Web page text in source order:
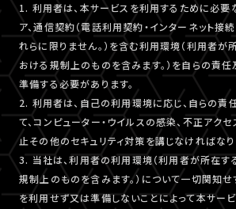
1. 利用者は、本サービスを利用するために必要
ア、通信契約（電話利用契約・インターネット接
れらに限りません。）を含む利用環境（利用者
おける規制上のものを含みます。）を自らの責
準備する必要があります。
2. 利用者は、自己の利用環境に応じ、自らの責
て、コンピューター・ウイルスの感染、不正アク
止その他のセキュリティ対策を講じなければなり
3. 当社は、利用者の利用環境（利用者が所在
規制上のものを含みます。）について一切関知
を利用せず又は準備しないことによって本サー